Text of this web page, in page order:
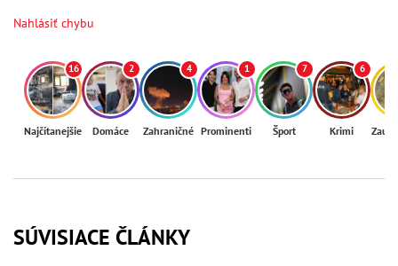
Nahlásiť chybu
16
Najčítanejšie
2
Domáce
4
Zahraničné
1
Prominenti
7
Šport
6
Krimi
SÚVISIACE ČLÁNKY